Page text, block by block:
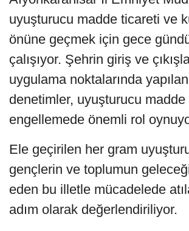
uyuşturucu madde ticareti ve
önüne geçmek için gece
çalışıyor. Şehrin giriş ve
uygulama noktalarında yapılan
denetimler, uyuşturucu
engellemede önemli rol
Ele geçirilen her gram
gençlerin ve toplumun
eden bu illetle mücadelede
adım olarak değerlendiriliyor.